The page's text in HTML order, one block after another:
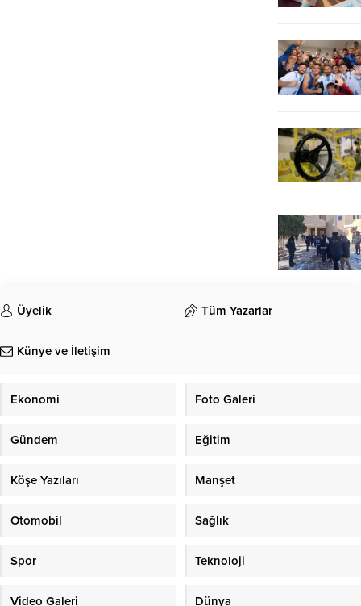
Üyelik Tüm Yazarlar
Künye ve İletişim
Ekonomi Foto Galeri
Gündem Eğitim
Köşe Yazıları Manşet
Otomobil Sağlık
Spor Teknoloji
Video Galeri Dünya